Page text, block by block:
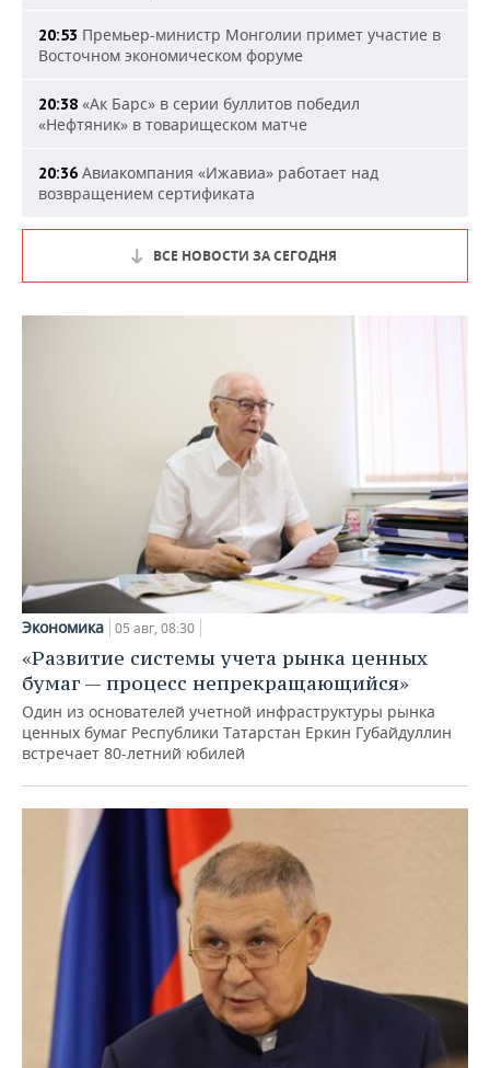
20:53 Премьер-министр Монголии примет участие в
Восточном экономическом форуме
20:38 «Ак Барс» в серии буллитов победил
«Нефтяник» в товарищеском матче
20:36 Авиакомпания «Ижавиа» работает над
возвращением сертификата
ВСЕ НОВОСТИ ЗА СЕГОДНЯ
Экономика 05 авг, 08:30
«Развитие системы учета рынка ценных
бумаг — процесс непрекращающийся»
Один из основателей учетной инфраструктуры рынка
ценных бумаг Республики Татарстан Еркин Губайдуллин
встречает 80-летний юбилей